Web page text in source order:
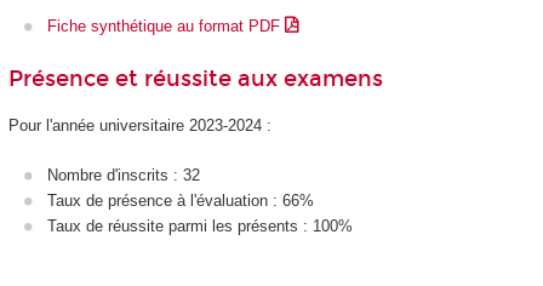
Fiche synthétique au format PDF
Présence et réussite aux examens
Pour l'année universitaire 2023-2024 :
Nombre d'inscrits : 32
Taux de présence à l'évaluation : 66%
Taux de réussite parmi les présents : 100%